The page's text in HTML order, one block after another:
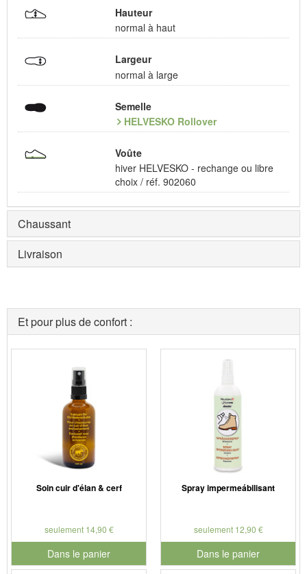
Hauteur
normal à haut
Largeur
normal à large
Semelle
HELVESKO Rollover
Voûte
hiver HELVESKO - rechange ou libre
choix / réf. 902060
Chaussant
Livraison
Et pour plus de confort :
Soin cuir d'élan & cerf
seulement 14,90 €
Dans le panier
pour le numéro de produit 901181
Spray impermeábilisant
seulement 12,90 €
Dans le panier
pour le numéro de produit